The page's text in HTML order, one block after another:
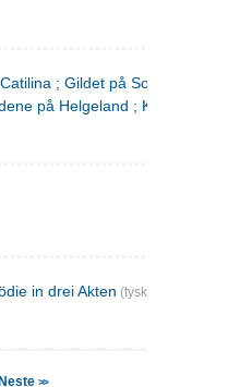
; Gildet på Solhaug ; Fru
på Helgeland ;
in drei Akten (tysk)
Neste>>